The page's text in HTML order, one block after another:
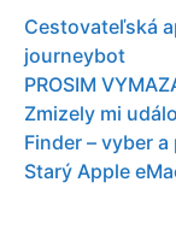
Cestovateľská
journeybot
PROSIM
Zmizely mi
Finder – vyber
Starý Apple